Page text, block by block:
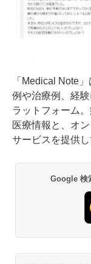
「Medical Note
例や治療例、経
ラットフォーム
医療情報と、オ
サービスを提供し
Google 検